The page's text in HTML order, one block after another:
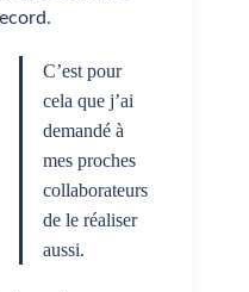
C’est pour
cela que j’ai
demandé à
mes proches
collaborateurs
de le réaliser
aussi.